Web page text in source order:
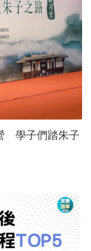
學子們踏朱子